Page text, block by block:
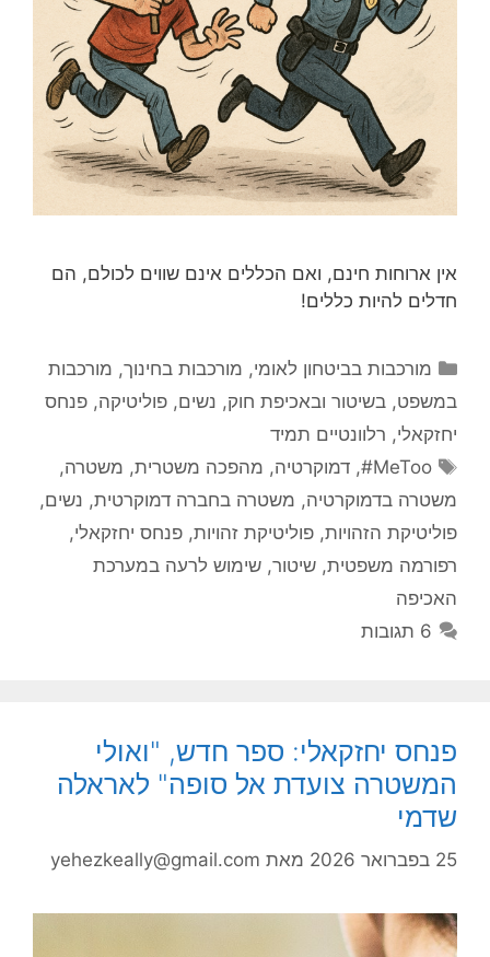
אין ארוחות חינם, ואם הכללים אינם שווים לכולם, הם
חדלים להיות כללים!
קטגוריות
מורכבות בביטחון לאומי, מורכבות בחינוך, מורכבות
במשפט, בשיטור ובאכיפת חוק, נשים, פוליטיקה, פנחס
יחזקאלי, רלוונטיים תמיד
תגיות
MeToo#
,דמוקרטיה, מהפכה משטרית, משטרה,
משטרה בדמוקרטיה, משטרה בחברה דמוקרטית, נשים,
פוליטיקת הזהויות, פוליטיקת זהויות, פנחס יחזקאלי,
רפורמה משפטית, שיטור, שימוש לרעה במערכת
האכיפה
6 תגובות
פנחס יחזקאלי: ספר חדש, "ואולי
המשטרה צועדת אל סופה" לאראלה
שדמי
25 בפברואר 2026 מאת yehezkeally@gmail.com